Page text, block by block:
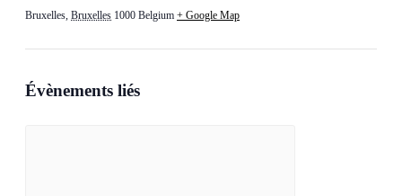
Bruxelles, Bruxelles 1000 Belgium + Google Map
Évènements liés